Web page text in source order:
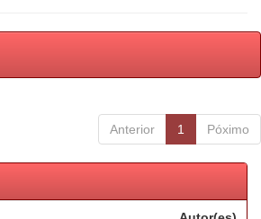
Anterior 1 Póximo